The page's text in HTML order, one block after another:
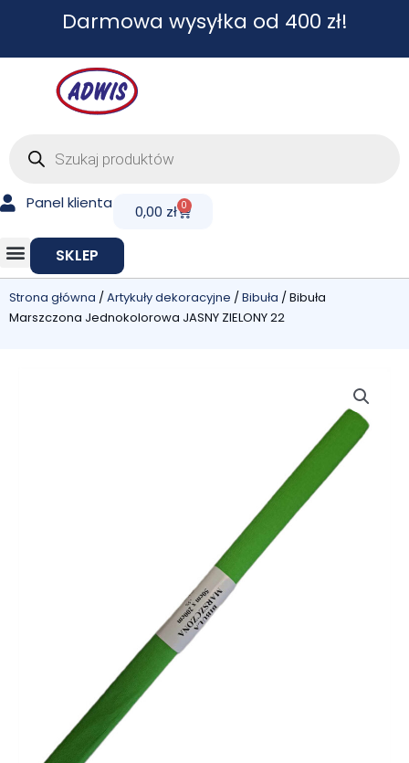
Darmowa wysyłka od 400 zł!
Panel klienta 0,00 zł 0
Cart
SKLEP
Strona główna /Artykuły dekoracyjne /Bibuła / Bibuła
Marszczona Jednokolorowa JASNY ZIELONY 22